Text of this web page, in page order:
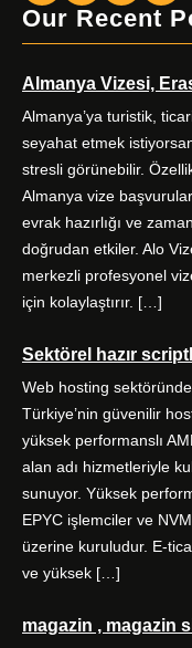
Our Recent
Almanya Vizesi,
Almanya’ya turistik,
seyahat etmek
stresli görünebilir.
Almanya vize
evrak hazırlığı ve
doğrudan etkiler. Alo
merkezli profesyonel
için kolaylaştırır. […]
Sektörel hazır
Web hosting
Türkiye’nin güvenilir
yüksek performanslı
alan adı hizmetleriyle
sunuyor. Yüksek
EPYC işlemciler ve
üzerine kuruludur. E-
ve yüksek […]
magazin , magazin